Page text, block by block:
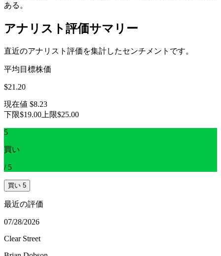
ある。
アナリスト評価サマリー
直近のアナリスト評価を集計したセンチメントです。
平均目標株価
$21.20
現在値 $8.23
下限$19.00 上限$25.00
5
買い
/ 5
買い 5
最近の評価
07/28/2026
Clear Street